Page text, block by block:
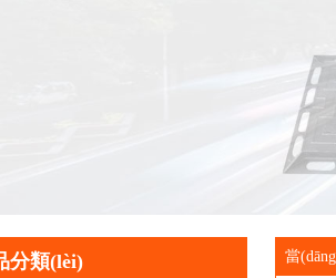
分類(lèi) 當